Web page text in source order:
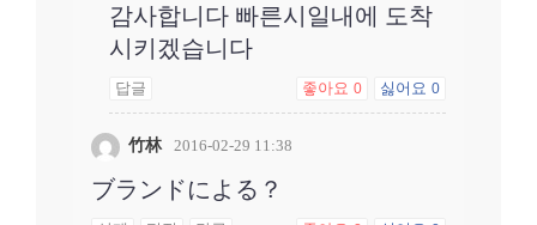
감사합니다 빠른시일내에 도착
시키겠습니다
답글 좋아요0 싫어요0
竹林 2016-02-29 11:38
ブランドによる？